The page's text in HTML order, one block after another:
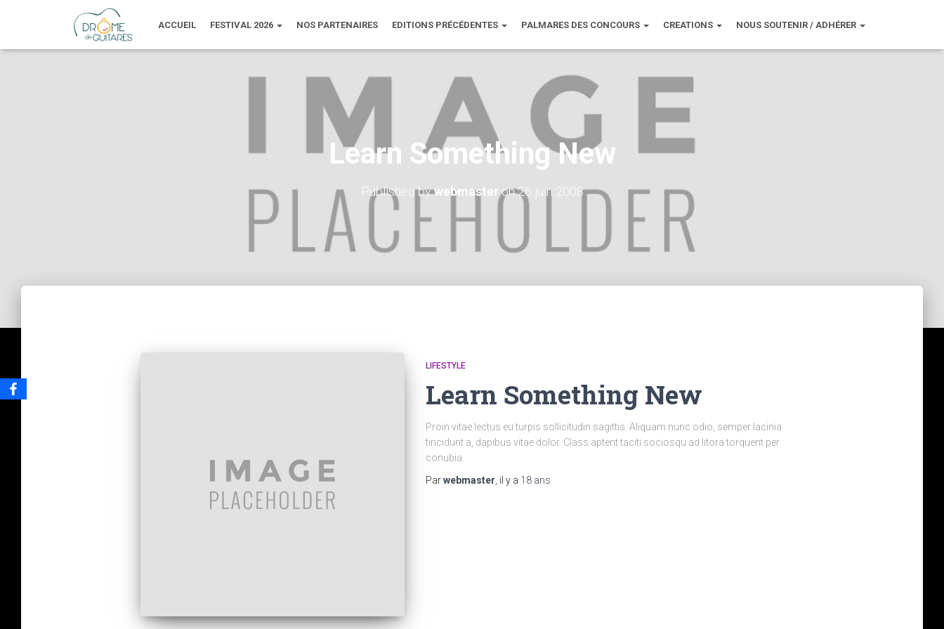
ACCUEIL FESTIVAL 2026 NOS PARTENAIRES EDITIONS PRÉCÉDENTES PALMARES DES CONCOURS CREATIONS NOUS SOUTENIR / ADHÉRER
Learn Something New
Published bywebmasteron26 juin 2008
LIFESTYLE
Learn Something New
Proin vitae lectus eu turpis sollicitudin sagittis. Aliquam nunc odio, semper lacinia
tincidunt a, dapibus vitae dolor. Class aptent taciti sociosqu ad litora torquent per
conubia.
Parwebmaster , il y a 18 ans